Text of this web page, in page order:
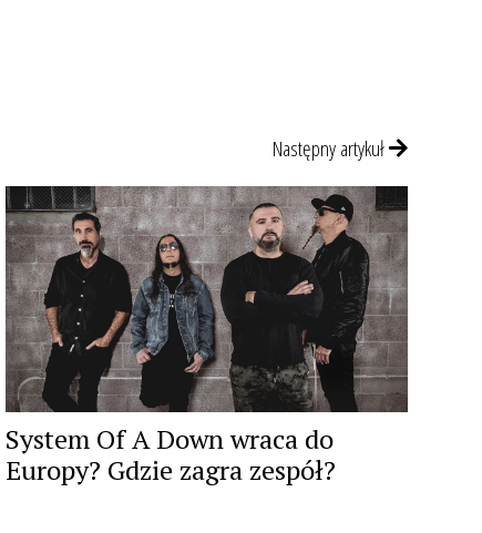
Następny artykuł
System Of A Down wraca do
Europy? Gdzie zagra zespół?